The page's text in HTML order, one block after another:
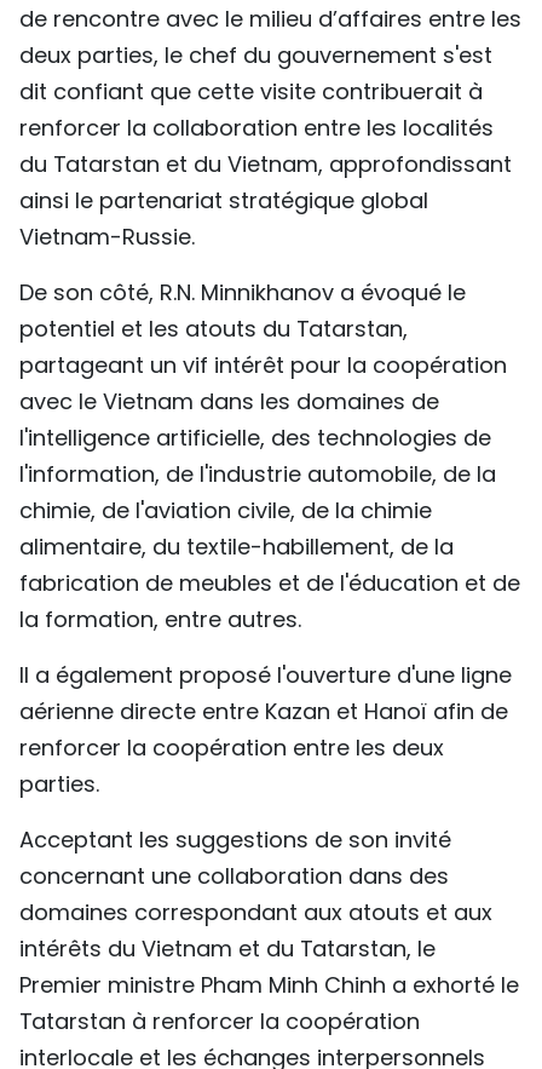
de rencontre avec le milieu d’affaires entre les
deux parties, le chef du gouvernement s'est
dit confiant que cette visite contribuerait à
renforcer la collaboration entre les localités
du Tatarstan et du Vietnam, approfondissant
ainsi le partenariat stratégique global
Vietnam-Russie.
De son côté, R.N. Minnikhanov a évoqué le
potentiel et les atouts du Tatarstan,
partageant un vif intérêt pour la coopération
avec le Vietnam dans les domaines de
l'intelligence artificielle, des technologies de
l'information, de l'industrie automobile, de la
chimie, de l'aviation civile, de la chimie
alimentaire, du textile-habillement, de la
fabrication de meubles et de l'éducation et de
la formation, entre autres.
Il a également proposé l'ouverture d'une ligne
aérienne directe entre Kazan et Hanoï afin de
renforcer la coopération entre les deux
parties.
Acceptant les suggestions de son invité
concernant une collaboration dans des
domaines correspondant aux atouts et aux
intérêts du Vietnam et du Tatarstan, le
Premier ministre Pham Minh Chinh a exhorté le
Tatarstan à renforcer la coopération
interlocale et les échanges interpersonnels